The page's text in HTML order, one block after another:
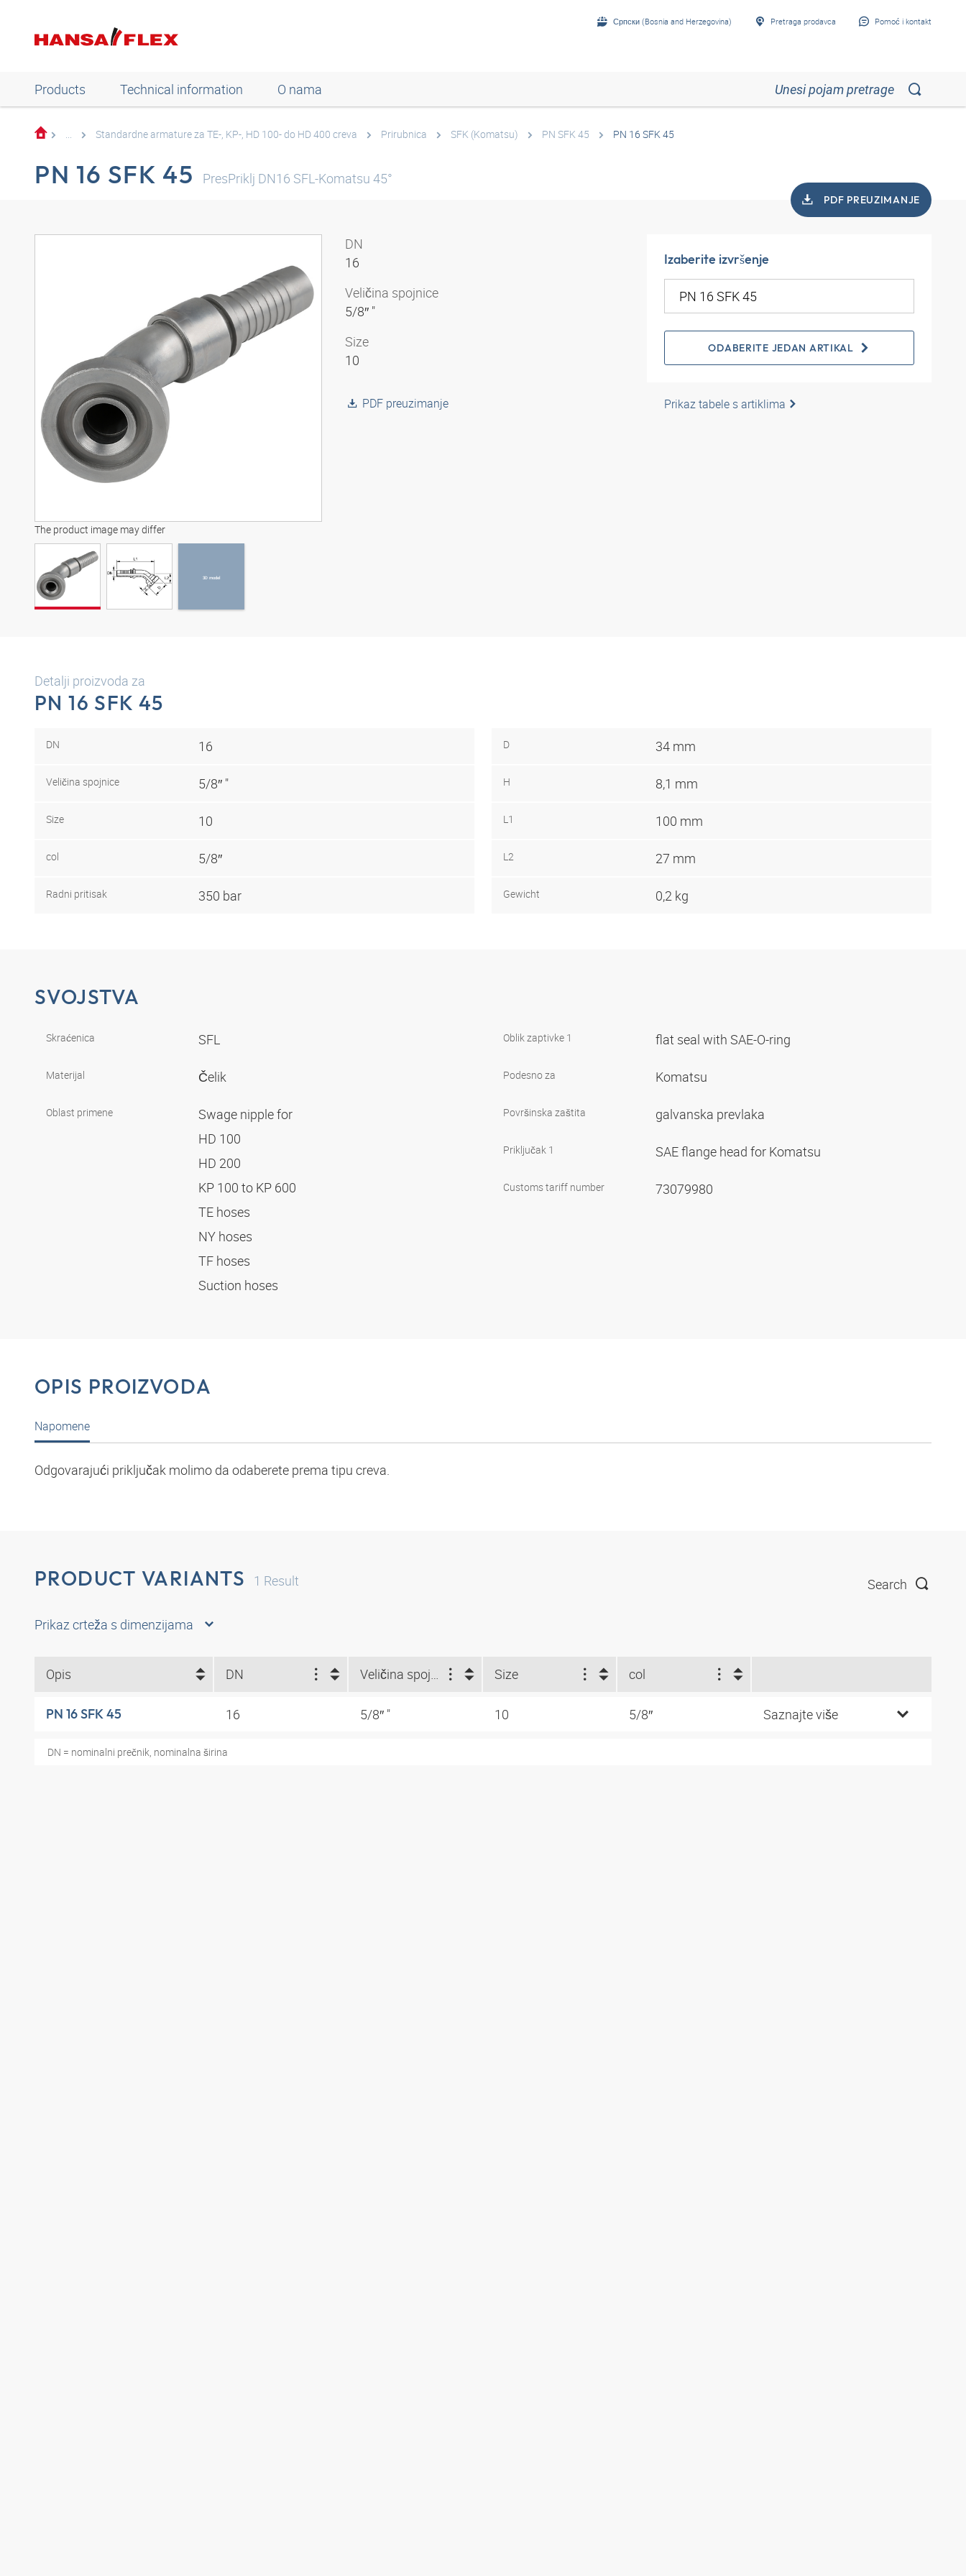
Српски (Bosnia and Herzegovina) Pretraga prodavca Pomoć i kontakt
Products Technical information O nama
... Standardne armature za TE-, KP-, HD 100- do HD 400 creva Prirubnica SFK (Komatsu) PN SFK 45 PN 16 SFK 45
PN 16 SFK 45 PresPriklj DN16 SFL-Komatsu 45°
PDF PREUZIMANJE
The product image may differ
3D model
3D model
DN
16
Veličina spojnice
5/8″ "
Size
10
PDF preuzimanje
Izaberite izvršenje
ODABERITE JEDAN ARTIKAL
Prikaz tabele s artiklima
Detalji proizvoda za
PN 16 SFK 45
DN 16
Veličina spojnice 5/8″ "
Size 10
col 5/8″
Radni pritisak 350 bar
D 34 mm
H 8,1 mm
L1 100 mm
L2 27 mm
Gewicht 0,2 kg
SVOJSTVA
Skraćenica SFL
Materijal Čelik
Oblast primene
Swage nipple for
HD 100
HD 200
KP 100 to KP 600
TE hoses
NY hoses
TF hoses
Suction hoses
Oblik zaptivke 1 flat seal with SAE-O-ring
Podesno za Komatsu
Površinska zaštita galvanska prevlaka
Priključak 1 SAE flange head for Komatsu
Customs tariff number 73079980
OPIS PROIZVODA
Napomene
Odgovarajući priključak molimo da odaberete prema tipu creva.
PRODUCT VARIANTS 1 Result Search
Prikaz crteža s dimenzijama
Opis DN Veličina spojnice (") Size col
PN 16 SFK 45 16 5/8″ " 10 5/8″ Saznajte više
DN = nominalni prečnik, nominalna širina